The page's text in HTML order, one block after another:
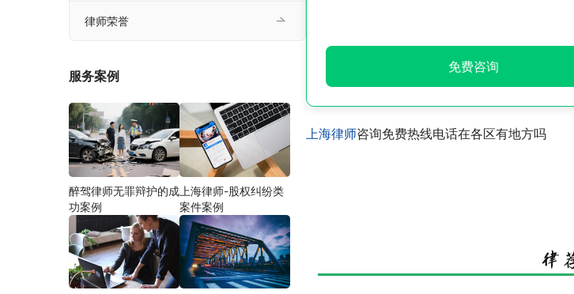
免费咨询
上海律师咨询免费热线电话在各区有地方吗
律师荣誉
服务案例
醉驾律师无罪辩护的成
功案例
上海律师-股权纠纷类
案件案例